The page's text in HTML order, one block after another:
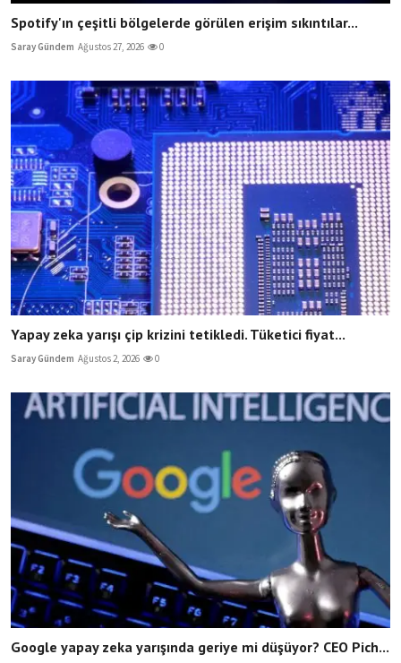
Spotify'ın çeşitli bölgelerde görülen erişim sıkıntılar...
Saray Gündem Ağustos 27, 2026 0
Yapay zeka yarışı çip krizini tetikledi. Tüketici fiyat...
Saray Gündem Ağustos 2, 2026 0
Google yapay zeka yarışında geriye mi düşüyor? CEO Pich...